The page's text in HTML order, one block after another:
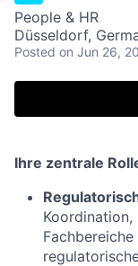
People & HR
Düsseldorf,
Posted on Jun 26,
Ihre zentrale